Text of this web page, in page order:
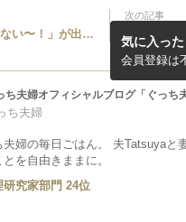
ない〜！」が出
次の記事
「日本一の
として参
ち夫婦
夫婦の毎日ごはん。 夫Tatsuyaと
を自由きままに。
気に入っ
会員登録は
研究家部門 24位